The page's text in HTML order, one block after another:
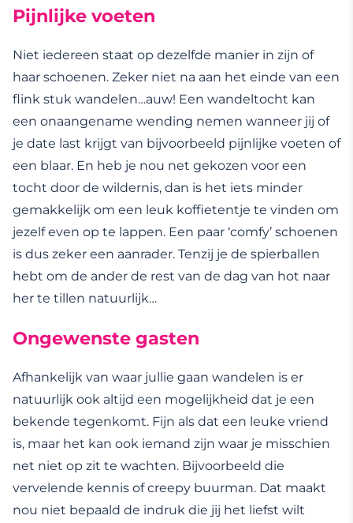
Pijnlijke voeten
Niet iedereen staat op dezelfde manier in zijn of
haar schoenen. Zeker niet na aan het einde van een
flink stuk wandelen…auw! Een wandeltocht kan
een onaangename wending nemen wanneer jij of
je date last krijgt van bijvoorbeeld pijnlijke voeten of
een blaar. En heb je nou net gekozen voor een
tocht door de wildernis, dan is het iets minder
gemakkelijk om een leuk koffietentje te vinden om
jezelf even op te lappen. Een paar ‘comfy’ schoenen
is dus zeker een aanrader. Tenzij je de spierballen
hebt om de ander de rest van de dag van hot naar
her te tillen natuurlijk…
Ongewenste gasten
Afhankelijk van waar jullie gaan wandelen is er
natuurlijk ook altijd een mogelijkheid dat je een
bekende tegenkomt. Fijn als dat een leuke vriend
is, maar het kan ook iemand zijn waar je misschien
net niet op zit te wachten. Bijvoorbeeld die
vervelende kennis of creepy buurman. Dat maakt
nou niet bepaald de indruk die jij het liefst wilt